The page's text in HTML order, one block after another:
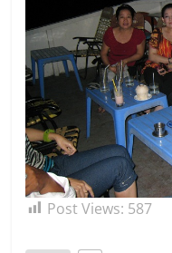
Post Views: 587